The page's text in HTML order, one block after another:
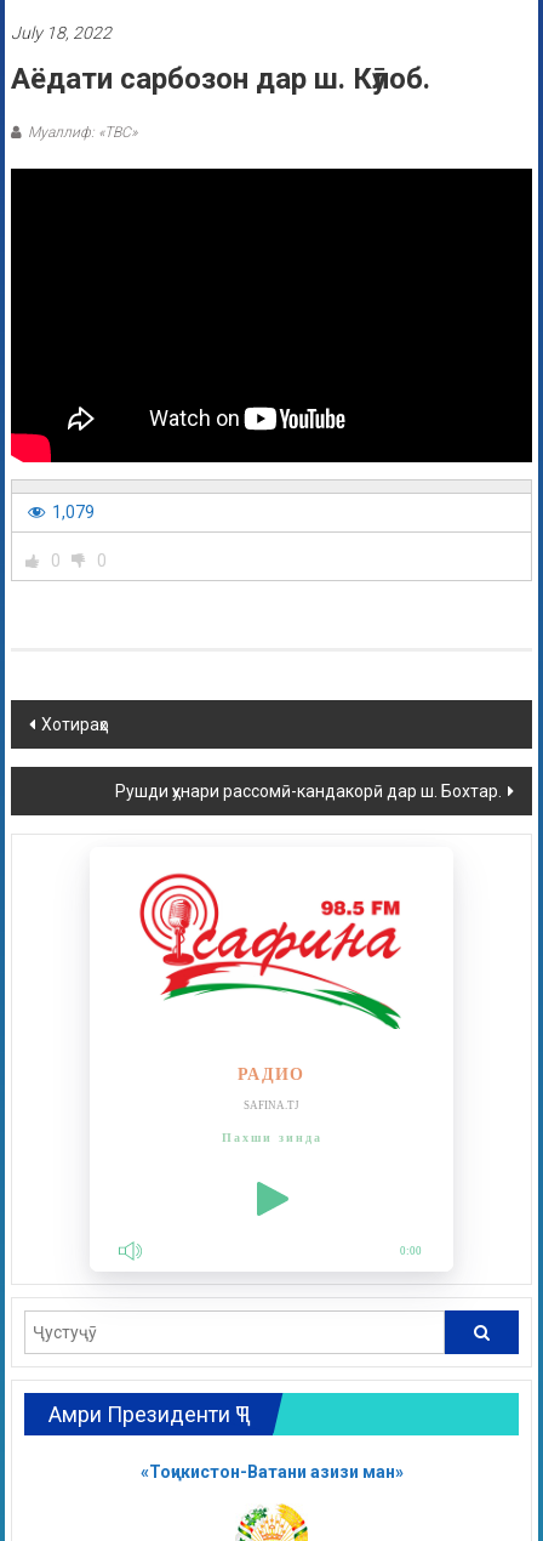
July 18, 2022
Аёдати сарбозон дар ш. Кӯлоб.
Муаллиф: «ТВС»
1,079
0 0
Хотираҳо
Рушди ҳунари рассомӣ-кандакорӣ дар ш. Бохтар.
РАДИО
SAFINA.TJ
Пахши зинда
0:00
Амри Президенти ҶТ
«Тоҷикистон-Ватани азизи ман»